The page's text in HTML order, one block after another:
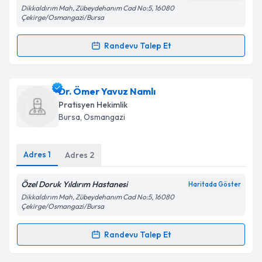
Kişisel verilerimin işlenmesine ilişkinAydınlatma
'ni okudum ve kişisel verilerimin belirtilen
kapsamda işlenmesini kabul ediyorum.
Takvim Talebini Gönder
Dikkaldırım Mah, Zübeydehanım Cad No:5, 16080
Çekirge/Osmangazi/Bursa
Randevu Talep Et
Randevu Takvimi Talebi
Dr. Ismaıl Tsılıgkıriçin randevu takvimi talebi
oluşturun. Size bu uzmandan randevu almanız için bir
takvim hazırlandığında e-posta ile bilgilendireceğiz.
Kişisel verilerimin işlenmesine ilişkin
Metni'ni okudum ve kişisel verilerimin belirtilen
Dr. Ömer Yavuz Namlı
Pratisyen Hekimlik
Bursa, Osmangazi
Adres 1 Adres 2
Özel Doruk Yıldırım Hastanesi Haritada Göster
Dikkaldırım Mah, Zübeydehanım Cad No:5, 16080
Çekirge/Osmangazi/Bursa
Randevu Talep Et
Randevu Takvimi Talebi